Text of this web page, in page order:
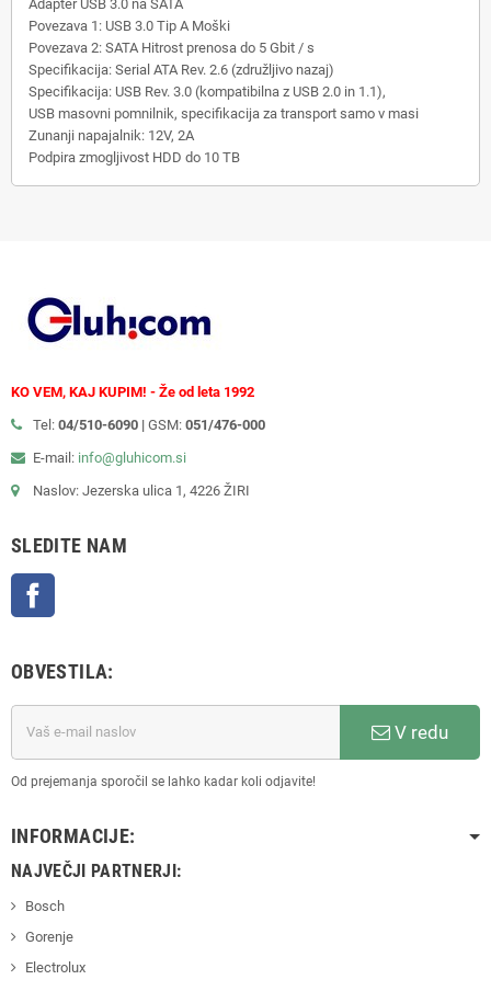
Adapter USB 3.0 na SATA
Povezava 1: USB 3.0 Tip A Moški
Povezava 2: SATA Hitrost prenosa do 5 Gbit / s
Specifikacija: Serial ATA Rev. 2.6 (združljivo nazaj)
Specifikacija: USB Rev. 3.0 (kompatibilna z USB 2.0 in 1.1),
USB masovni pomnilnik, specifikacija za transport samo v masi
Zunanji napajalnik: 12V, 2A
Podpira zmogljivost HDD do 10 TB
KO VEM, KAJ KUPIM! - Že od leta 1992
Tel: 04/510-6090 | GSM: 051/476-000
E-mail: info@gluhicom.si
Naslov: Jezerska ulica 1, 4226 ŽIRI
SLEDITE NAM
OBVESTILA:
V redu
Od prejemanja sporočil se lahko kadar koli odjavite!
INFORMACIJE:
NAJVEČJI PARTNERJI:
Bosch
Gorenje
Electrolux